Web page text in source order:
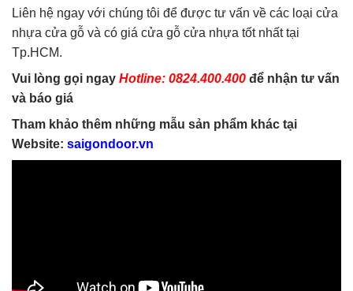
Liên hệ ngay với chúng tôi để được tư vấn về các loại cửa
nhựa cửa gỗ và có giá cửa gỗ cửa nhựa tốt nhất tại
Tp.HCM.
Vui lòng gọi ngay Hotline: 0824.400.400 để nhận tư vấn
và báo giá
Tham khảo thêm những mẫu sản phẩm khác tại
Website: saigondoor.vn